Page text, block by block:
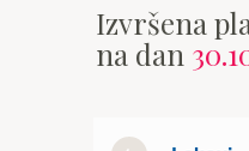
Izvršena
na dan